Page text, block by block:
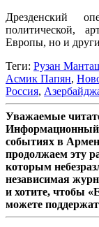
Дрезденский
политической,
Европы, но и
Теги: Рузан
Асмик Папян,
Россия,
Уважаемые
Информационный
событиях в
продолжаем эту
которым
независимая
и хотите, чтобы
можете